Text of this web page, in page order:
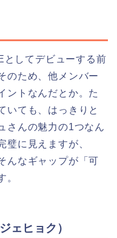
してデビューする前
のため、他メンバー
ントなんだとか。た
いても、はっきりと
さんの魅力の1つなん
璧に見えますが、
んなギャップが「可
。
ェヒョク）